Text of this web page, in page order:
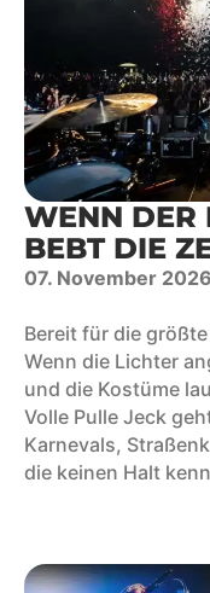
WENN DER
BEBT DIE
07. November
Bereit für die
Wenn die Lichter
und die Kostüme
Volle Pulle Jeck
Karnevals,
die keinen Halt